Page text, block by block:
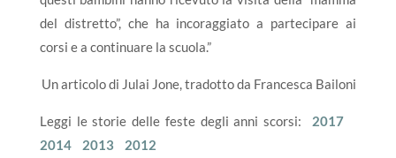
del distretto”, che ha incoraggiato a partecipare ai
corsi e a continuare la scuola.”
Un articolo di Julai Jone, tradotto da Francesca Bailoni
Leggi le storie delle feste degli anni scorsi: 2017
2014
2013 2012